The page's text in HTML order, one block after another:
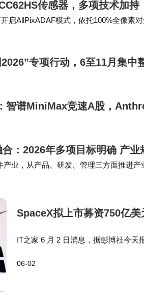
传感器，多项技术加持
启AllPixADAF模式，依托100%全像素
通过6%部分像素相位检测，保证对焦…
专项行动，6至11月集中
智谱MiniMax竞速A股，
：2026年多项目标明确 产业
业，从产品、研发、管理三方面推进
型；以“开源化”为重点推动全市软件产
SpaceX拟上市募资750亿
IT之家 6 月 2 日消息，据彭博社今天
模的 IPO 中，获…
06-02